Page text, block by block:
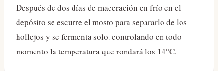
Después de dos días de maceración en frío en el
depósito se escurre el mosto para separarlo de los
hollejos y se fermenta solo, controlando en todo
momento la temperatura que rondará los 14°C.